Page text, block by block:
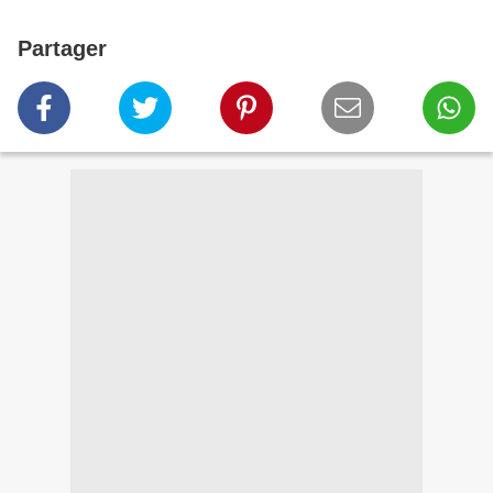
Partager